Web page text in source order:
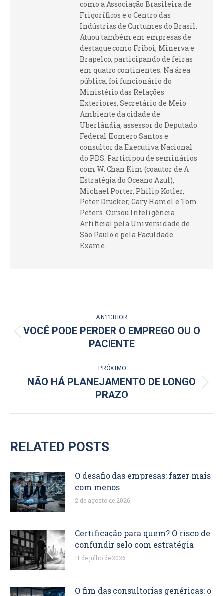
como a Associação Brasileira de
Frigoríficos e o Centro das
Indústrias de Curtumes do Brasil.
Atuou também em empresas de
destaque como Friboi, Minerva e
Brapelco, participando de feiras
em quatro continentes. Na área
pública, foi funcionário do
Ministério das Relações
Exteriores, Secretário de Meio
Ambiente da cidade de
Uberlândia, assessor do Deputado
Federal Homero Santos e
consultor da Executiva Nacional
do PDS. Participou de seminários
com W. Chan Kim (coautor de A
Estratégia do Oceano Azul),
Michael Porter, Philip Kotler,
Peter Drucker, Gary Hamel e Tom
Peters. Cursou Inteligência
Artificial pela Universidade de
São Paulo e pela Faculdade
Exame.
DE
ANTERIOR
Post
anterior:
VOCÊ PODE PERDER O EMPREGO OU O
PACIENTE
PRÓXIMO
Próximo
post:
NÃO HÁ PLANEJAMENTO DE LONGO
PRAZO
RELATED POSTS
O desafio das empresas: fazer mais
com menos
2 de agosto de 2026
Certificação para quem? O risco de
confundir selo com estratégia
11 de julho de 2026
O fim das consultorias genéricas: o